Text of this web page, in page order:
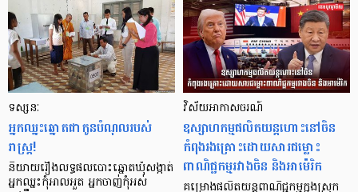
ទស្សនៈ
អ្នកឈ្នះឆ្នោតជាកូនបំណុលរបស់
រាស្ត្រ!
និយាយ​រឿង​លទ្ធផល​បោះឆ្នោត​ឃុំ​សង្កាត់
អ្នក​ឈ្នះ​កុំ​អាល​អួត អ្នក​ចាញ់​កុំ​អស់​
វិស័យអាកាសចរណ៍
ឧស្សាហកម្មផលិតយន្តហោះនៅចិន
កំពុងរងគ្រោះដោយសារជម្លោះ
ពាណិជ្ជកម្មរវាងចិន និងអាម៉េរិក
គម្រោងផលិតយន្តពាណិជ្ជកម្មក្នុងស្រុក